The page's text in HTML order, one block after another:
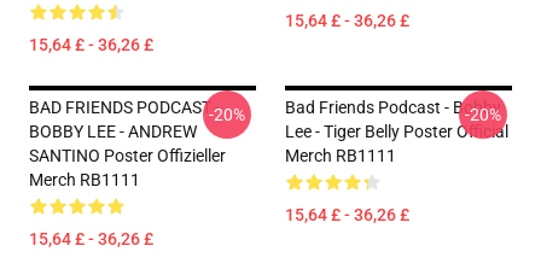
15,64 £ - 36,26 £
15,64 £ - 36,26 £
BAD FRIENDS PODCAST -
BOBBY LEE - ANDREW
SANTINO Poster Offizieller
Merch RB1111
15,64 £ - 36,26 £
-20%
Bad Friends Podcast - Bobby
Lee - Tiger Belly Poster Official
Merch RB1111
15,64 £ - 36,26 £
-20%